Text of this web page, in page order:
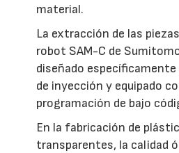
material.
La extracción de las
robot SAM-C de
diseñado
de inyección y equipado
programación de bajo
En la fabricación de
transparentes, la calidad